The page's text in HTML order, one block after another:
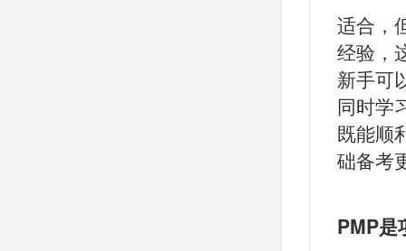
适合，
经验，
新手可
同时学
既能顺
础备考
PMP是